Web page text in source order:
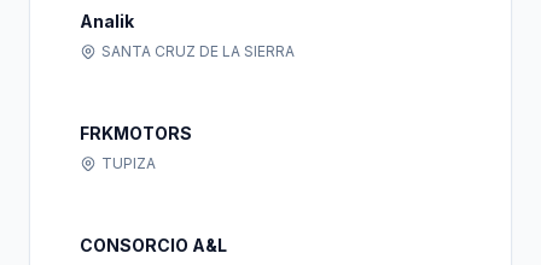
Analik
SANTA CRUZ DE LA SIERRA
FRKMOTORS
TUPIZA
CONSORCIO A&L